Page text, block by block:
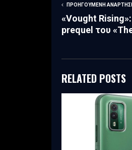
ΠΡΟΗΓΟΎΜΕΝΗ
«Vought
prequel του
RELATED POSTS